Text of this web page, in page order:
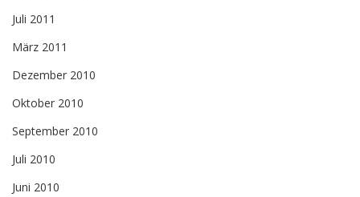
Juli 2011
März 2011
Dezember 2010
Oktober 2010
September 2010
Juli 2010
Juni 2010